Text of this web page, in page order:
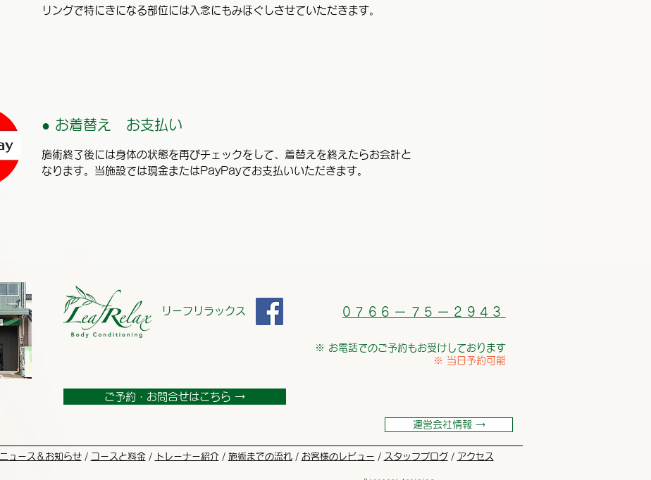
リングで特にきになる部位には入念にもみほぐしさせていただきます。
● お着替え お支払い
施術終了後には身体の状態を再びチェックをして、着替えを終えたらお会計と
なります。当施設では現金またはPayPayでお支払いいただきます。
リーフリラックス 0766ー75ー2943
※ お電話でのご予約もお受けしております
※ 当日予約可能
ご予約・お問合せはこちら →
運営会社情報 →
ニュース＆お知らせ/ コースと料金 / トレーナー紹介/ 施術までの流れ/ お客様のレビュー / スタッフブログ/ アクセス